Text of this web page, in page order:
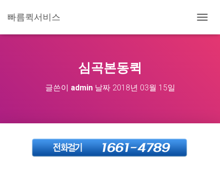
빠름퀵서비스
비
심곡본동퀵
글쓴이 admin날짜 2018년 03월 15일